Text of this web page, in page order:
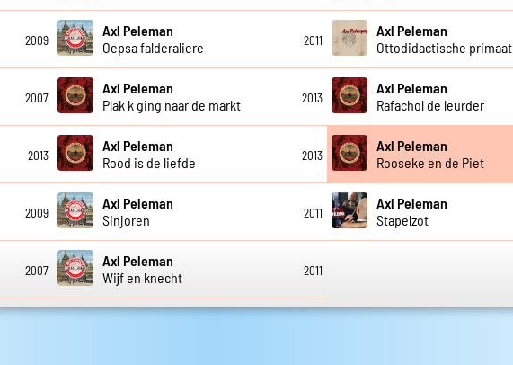
2009
Axl Peleman
Oepsa falderaliere
2011
Axl Peleman
Ottodidactische primaat
2007
Axl Peleman
Plak k ging naar de markt
2013
Axl Peleman
Rafachol de leurder
2013
Axl Peleman
Rood is de liefde
2013
Axl Peleman
Rooseke en de Piet
2009
Axl Peleman
Sinjoren
2011
Axl Peleman
Stapelzot
2007
Axl Peleman
Wijf en knecht
2011